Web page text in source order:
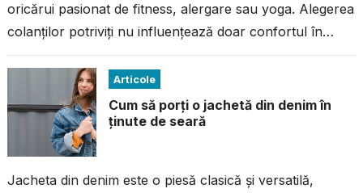
oricărui pasionat de fitness, alergare sau yoga. Alegerea
colanților potriviți nu influențează doar confortul în
Articole
Cum să porți o jachetă din denim în
ținute de seară
Jacheta din denim este o piesă clasică și versatilă,